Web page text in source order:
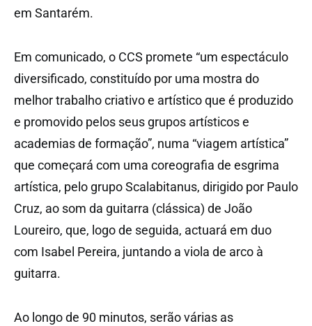
em Santarém.
Em comunicado, o CCS promete “um espectáculo
diversificado, constituído por uma mostra do
melhor trabalho criativo e artístico que é produzido
e promovido pelos seus grupos artísticos e
academias de formação”, numa “viagem artística”
que começará com uma coreografia de esgrima
artística, pelo grupo Scalabitanus, dirigido por Paulo
Cruz, ao som da guitarra (clássica) de João
Loureiro, que, logo de seguida, actuará em duo
com Isabel Pereira, juntando a viola de arco à
guitarra.
Ao longo de 90 minutos, serão várias as